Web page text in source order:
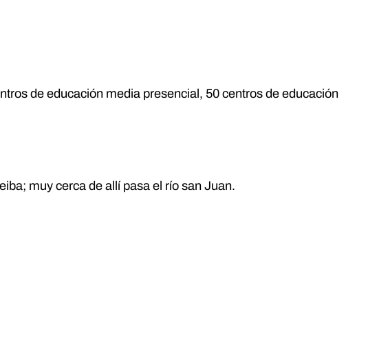
de educación media presencial, 50 centros de educación
muy cerca de allí pasa el río san Juan.